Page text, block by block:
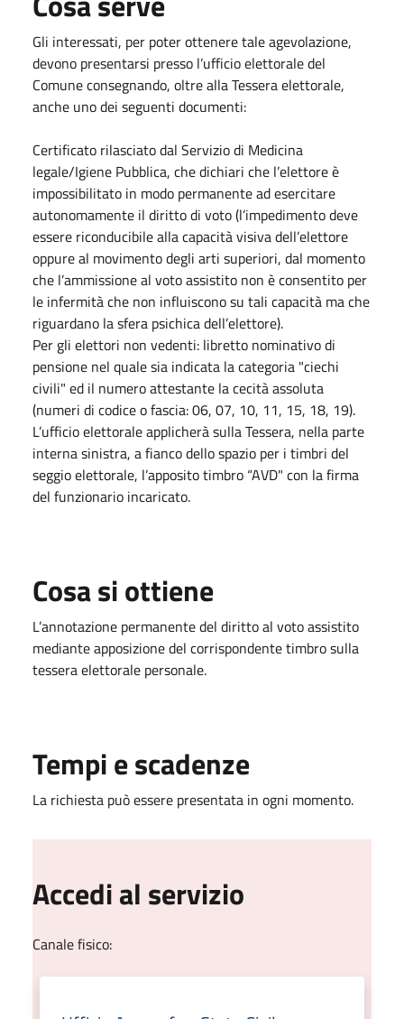
Gli interessati, per poter ottenere tale agevolazione,
devono presentarsi presso l’ufficio elettorale del
Comune consegnando, oltre alla Tessera elettorale,
anche uno dei seguenti documenti:
Certificato rilasciato dal Servizio di Medicina
legale/Igiene Pubblica, che dichiari che l’elettore è
impossibilitato in modo permanente ad esercitare
autonomamente il diritto di voto (l’impedimento deve
essere riconducibile alla capacità visiva dell’elettore
oppure al movimento degli arti superiori, dal momento
che l’ammissione al voto assistito non è consentito per
le infermità che non influiscono su tali capacità ma che
riguardano la sfera psichica dell’elettore).
Per gli elettori non vedenti: libretto nominativo di
pensione nel quale sia indicata la categoria "ciechi
civili" ed il numero attestante la cecità assoluta
(numeri di codice o fascia: 06, 07, 10, 11, 15, 18, 19).
L’ufficio elettorale applicherà sulla Tessera, nella parte
interna sinistra, a fianco dello spazio per i timbri del
seggio elettorale, l’apposito timbro “AVD" con la firma
del funzionario incaricato.
Cosa si ottiene
L’annotazione permanente del diritto al voto assistito
mediante apposizione del corrispondente timbro sulla
tessera elettorale personale.
Tempi e scadenze
La richiesta può essere presentata in ogni momento.
Accedi al servizio
Canale fisico: